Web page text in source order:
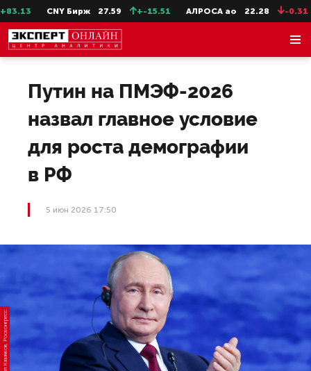
CNY Бирж 27.59 +-15.51 АЛРОСА ао 22.28 -0.31
Путин на ПМЭФ-2026
назвал главное условие
для роста демографии
в РФ
5 июн 2026 17:50